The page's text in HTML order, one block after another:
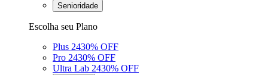
Senioridade
Escolha seu Plano
Plus 2430% OFF
Pro 2430% OFF
Ultra Lab 2430% OFF